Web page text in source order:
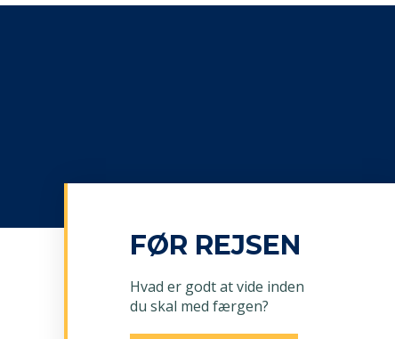
FØR REJSEN
Hvad er godt at vide inden
du skal med færgen?